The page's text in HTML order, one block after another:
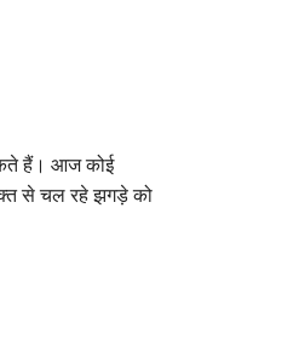
हैं। आज कोई
से चल रहे झगड़े को